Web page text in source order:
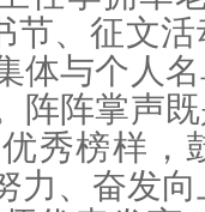
节、征文
体与个人
阵阵掌声
秀榜样，
力、奋发向